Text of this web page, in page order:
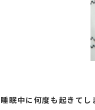
睡眠中に何度も起きてし